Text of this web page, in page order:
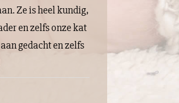
Ze is heel kundig,
en zelfs onze kat
gedacht en zelfs